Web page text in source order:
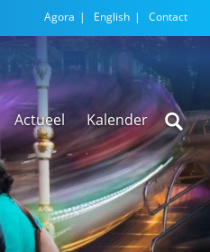
Agora English Contact
Actueel Kalender